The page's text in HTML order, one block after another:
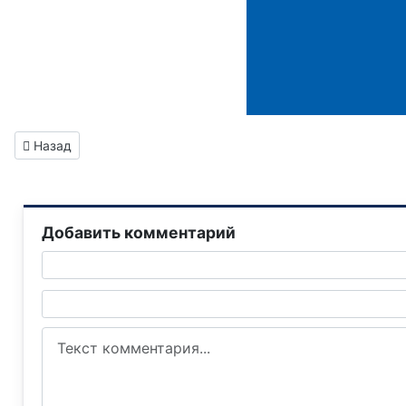
Предыдущий: 📢Вниманию горловчан: график подачи воды
Назад
Добавить комментарий